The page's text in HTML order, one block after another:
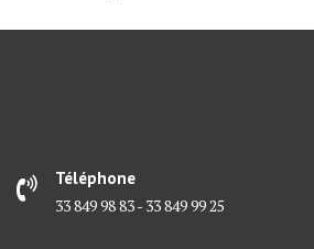
Téléphone
33 849 98 83 - 33 849 99 25